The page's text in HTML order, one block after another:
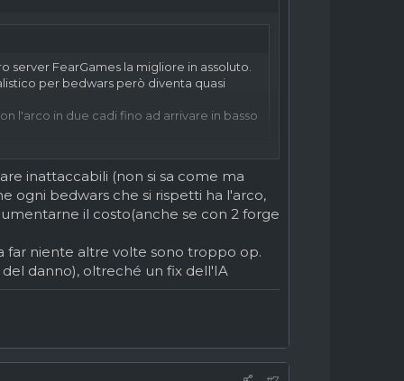
FearGames la migliore in assoluto.
per bedwars però diventa quasi
l'arco in due cadi fino ad arrivare in basso
e poi sto &(£&%(/& ti spara con un
quando uno a fine partita sta in base
0 knockback e ci sia un delay tra
chiunque stia leggendo questo scriva
inattaccabili (non si sa come ma
ogni bedwars che si rispetti ha l'arco,
il costo(anche se con 2 forge
niente altre volte sono troppo op.
danno), oltreché un fix dell'IA